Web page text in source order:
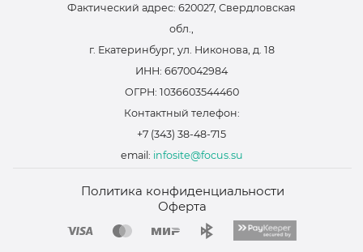
Фактический адрес: 620027, Свердловская
обл.,
г. Екатеринбург, ул. Никонова, д. 18
ИНН: 6670042984
ОГРН: 1036603544460
Контактный телефон:
+7 (343) 38-48-715
email: infosite@focus.su
Политика конфиденциальности
Оферта